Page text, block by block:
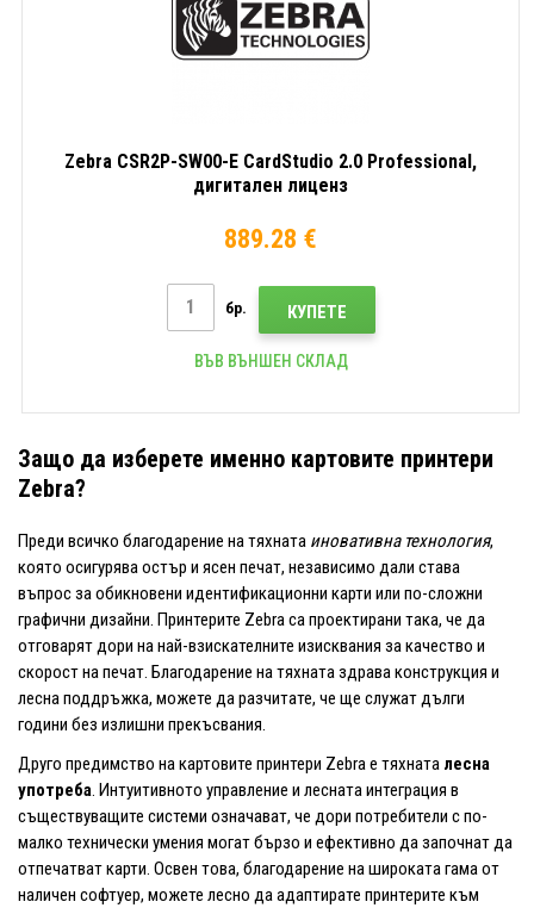
Zebra CSR2P-SW00-E CardStudio 2.0 Professional,
дигитален лиценз
889.28 €
бр. КУПЕТЕ
ВЪВ ВЪНШЕН СКЛАД
Защо да изберете именно картовите принтери
Zebra?
Преди всичко благодарение на тяхната иновативна технология,
която осигурява остър и ясен печат, независимо дали става
въпрос за обикновени идентификационни карти или по-сложни
графични дизайни. Принтерите Zebra са проектирани така, че да
отговарят дори на най-взискателните изисквания за качество и
скорост на печат. Благодарение на тяхната здрава конструкция и
лесна поддръжка, можете да разчитате, че ще служат дълги
години без излишни прекъсвания.
Друго предимство на картовите принтери Zebra е тяхната лесна
употреба. Интуитивното управление и лесната интеграция в
съществуващите системи означават, че дори потребители с по-
малко технически умения могат бързо и ефективно да започнат да
отпечатват карти. Освен това, благодарение на широката гама от
наличен софтуер, можете лесно да адаптирате принтерите към